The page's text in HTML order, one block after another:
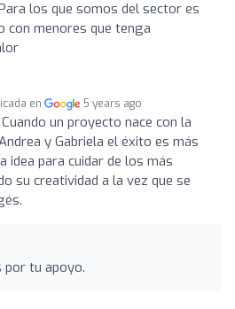
los que somos del sector es
con menores que tenga
en 5 years ago
Cuando un proyecto nace con la
y Gabriela el éxito es más
idea para cuidar de los más
su creatividad a la vez que se
por tu apoyo.